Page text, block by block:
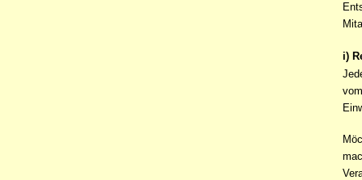
i)